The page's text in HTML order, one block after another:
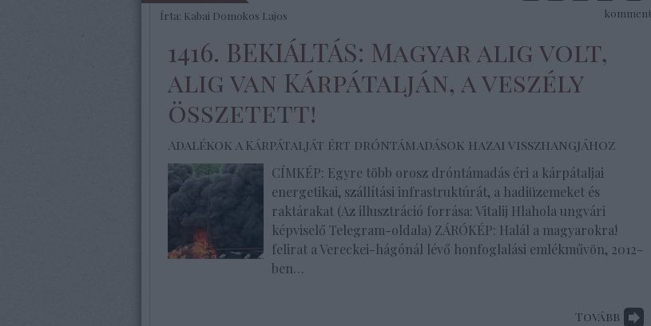
Írta: Kabai Domokos Lajos komment
1416. BEKIÁLTÁS: Magyar alig volt,
alig van Kárpátalján, a veszély
összetett!
Adalékok a Kárpátalját ért dróntámadások hazai visszhangjához
CÍMKÉP: Egyre több orosz dróntámadás éri a kárpátaljai
energetikai, szállítási infrastruktúrát, a hadiüzemeket és
raktárakat (Az illusztráció forrása: Vitalij Hlahola ungvári
képviselő Telegram-oldala) ZÁRÓKÉP: Halál a magyarokra!
felirat a Vereckei-hágónál lévő honfoglalási emlékművön, 2012-
ben…
Tovább